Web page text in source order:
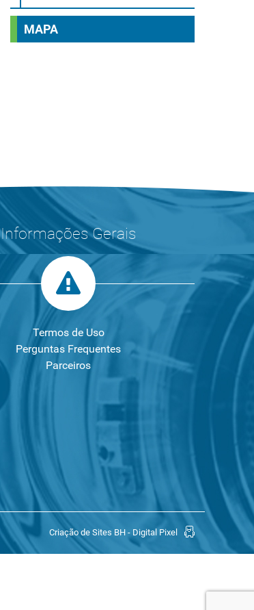
MAPA
Informações Gerais
Termos de Uso
Perguntas Frequentes
Parceiros
Criação de Sites BH - Digital Pixel